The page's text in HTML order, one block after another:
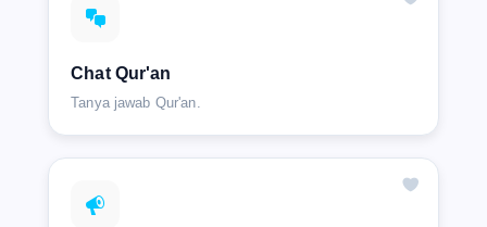
Chat Qur'an
Tanya jawab Qur'an.